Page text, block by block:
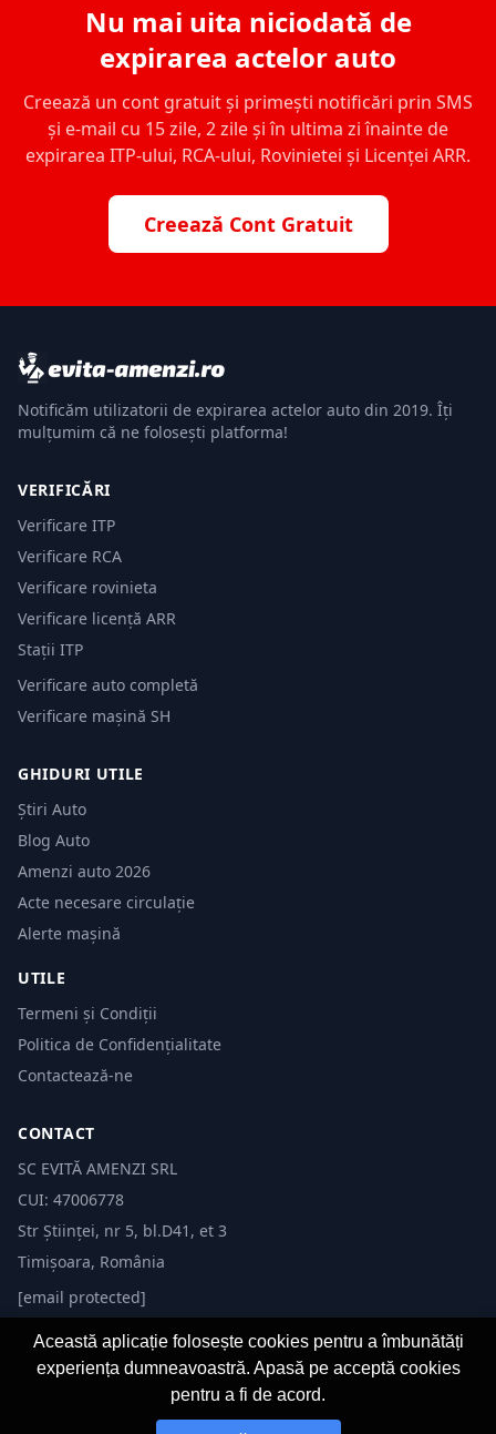
Nu mai uita niciodată de
expirarea actelor auto
Creează un cont gratuit și primești notificări prin SMS
și e-mail cu 15 zile, 2 zile și în ultima zi înainte de
expirarea ITP-ului, RCA-ului, Rovinietei și Licenței ARR.
Creează Cont Gratuit
Notificăm utilizatorii de expirarea actelor auto din 2019. Îți
mulțumim că ne folosești platforma!
VERIFICĂRI
Verificare ITP
Verificare RCA
Verificare rovinieta
Verificare licență ARR
Stații ITP
Verificare auto completă
Verificare mașină SH
GHIDURI UTILE
Știri Auto
Blog Auto
Amenzi auto 2026
Acte necesare circulație
Alerte mașină
UTILE
Termeni și Condiții
Politica de Confidențialitate
Contactează-ne
CONTACT
SC EVITĂ AMENZI SRL
CUI: 47006778
Str Științei, nr 5, bl.D41, et 3
Timișoara, România
[email protected]
© 2026 Evită Amenzi. Toate drepturile rezervate. Dezvoltat de
Această aplicație folosește cookies pentru a îmbunătăți
experiența dumneavoastră. Apasă pe acceptă cookies
pentru a fi de acord.